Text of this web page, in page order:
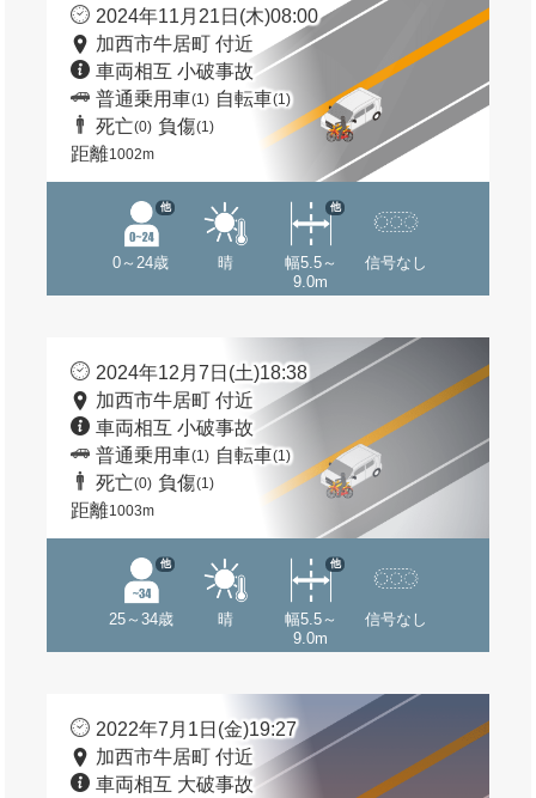
2024年11月21日(木)08:00
加西市牛居町 付近
車両相互 小破事故
普通乗用車(1) 自転車(1)
死亡(0) 負傷(1)
距離1002m
0～24歳
他
晴
幅5.5～
9.0m
他
信号なし
2024年12月7日(土)18:38
加西市牛居町 付近
車両相互 小破事故
普通乗用車(1) 自転車(1)
死亡(0) 負傷(1)
距離1003m
25～34歳
他
晴
幅5.5～
9.0m
他
信号なし
2022年7月1日(金)19:27
加西市牛居町 付近
車両相互 大破事故